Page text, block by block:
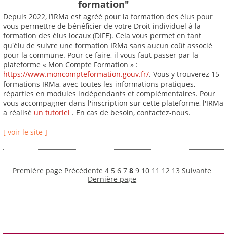
formation"
Depuis 2022, l’IRMa est agréé pour la formation des élus pour
vous permettre de bénéficier de votre Droit individuel à la
formation des élus locaux (DIFE). Cela vous permet en tant
qu'élu de suivre une formation IRMa sans aucun coût associé
pour la commune. Pour ce faire, il vous faut passer par la
plateforme « Mon Compte Formation » :
https://www.moncompteformation.gouv.fr/. Vous y trouverez 15
formations IRMa, avec toutes les informations pratiques,
réparties en modules indépendants et complémentaires. Pour
vous accompagner dans l'inscription sur cette plateforme, l'IRMa
a réalisé un tutoriel . En cas de besoin, contactez-nous.
[ voir le site ]
Première page Précédente 4 5 6 7 8 9 10 11 12 13 Suivante
Dernière page